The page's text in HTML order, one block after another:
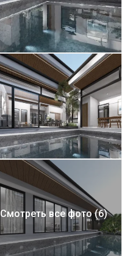
Смотреть все фото (6)